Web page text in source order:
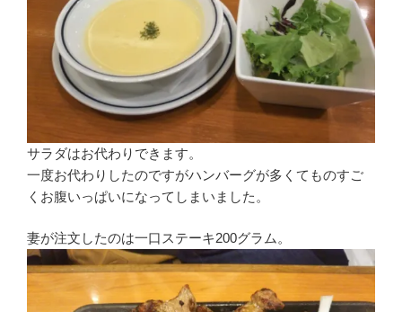
サラダはお代わりできます。
一度お代わりしたのですがハンバーグが多くてものすご
くお腹いっぱいになってしまいました。
妻が注文したのは一口ステーキ200グラム。